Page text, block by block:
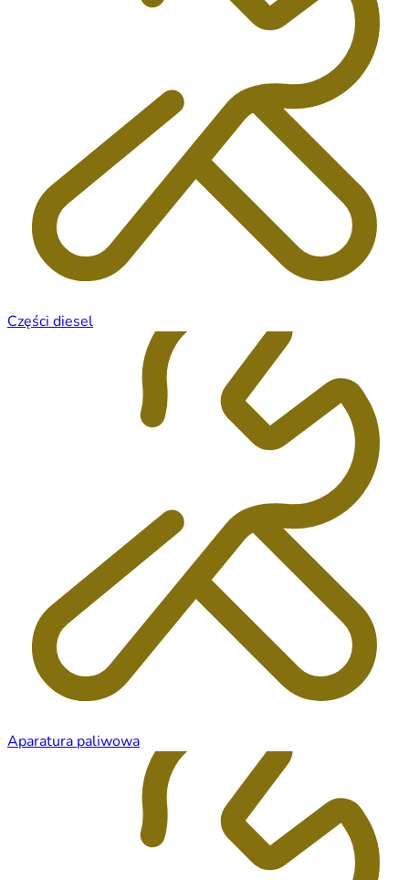
Części diesel
Aparatura paliwowa